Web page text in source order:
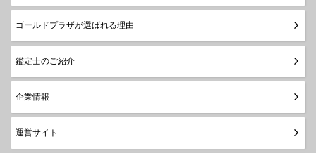
ゴールドプラザが選ばれる理由
鑑定士のご紹介
企業情報
運営サイト